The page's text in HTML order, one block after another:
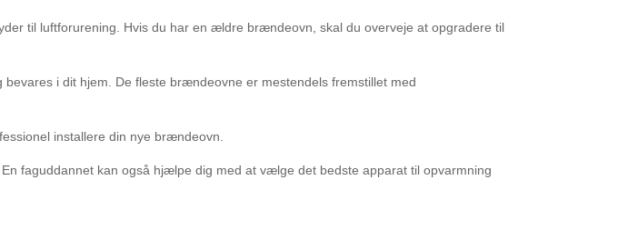
til luftforurening. Hvis du har en ældre brændeovn, skal du overveje at opgradere til
i dit hjem. De fleste brændeovne er mestendels fremstillet med
installere din nye brændeovn.
faguddannet kan også hjælpe dig med at vælge det bedste apparat til opvarmning